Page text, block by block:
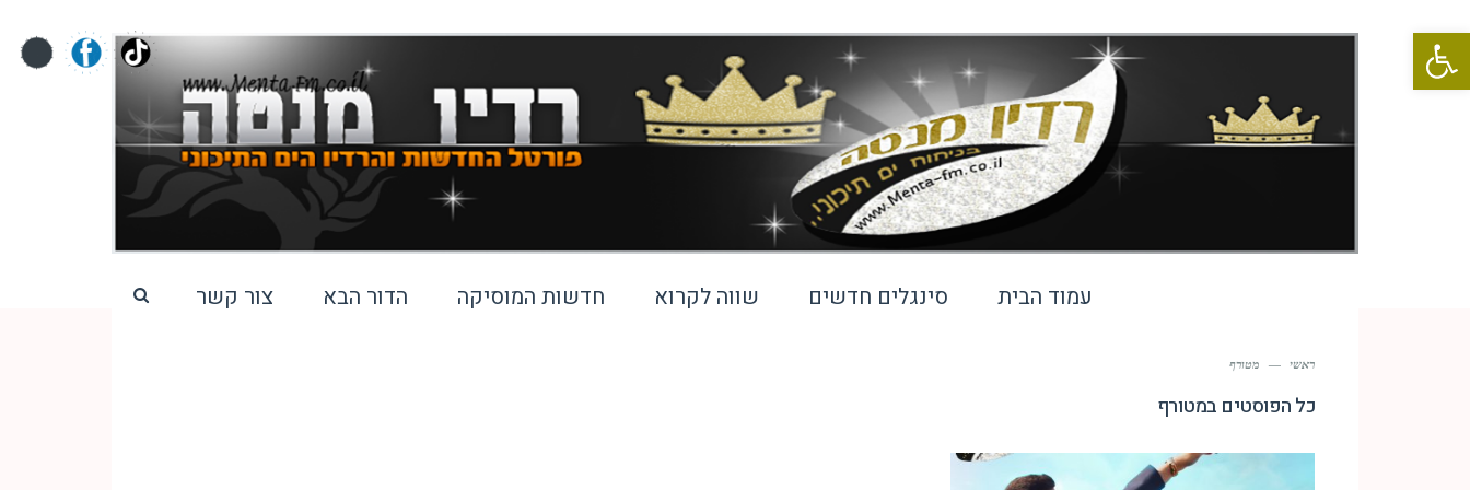
פתח סרגל נגישות
עמוד הבית סינגלים חדשים שווה לקרוא חדשות המוסיקה הדור הבא צור קשר
ראשי — מטורף
כל הפוסטים במטורף